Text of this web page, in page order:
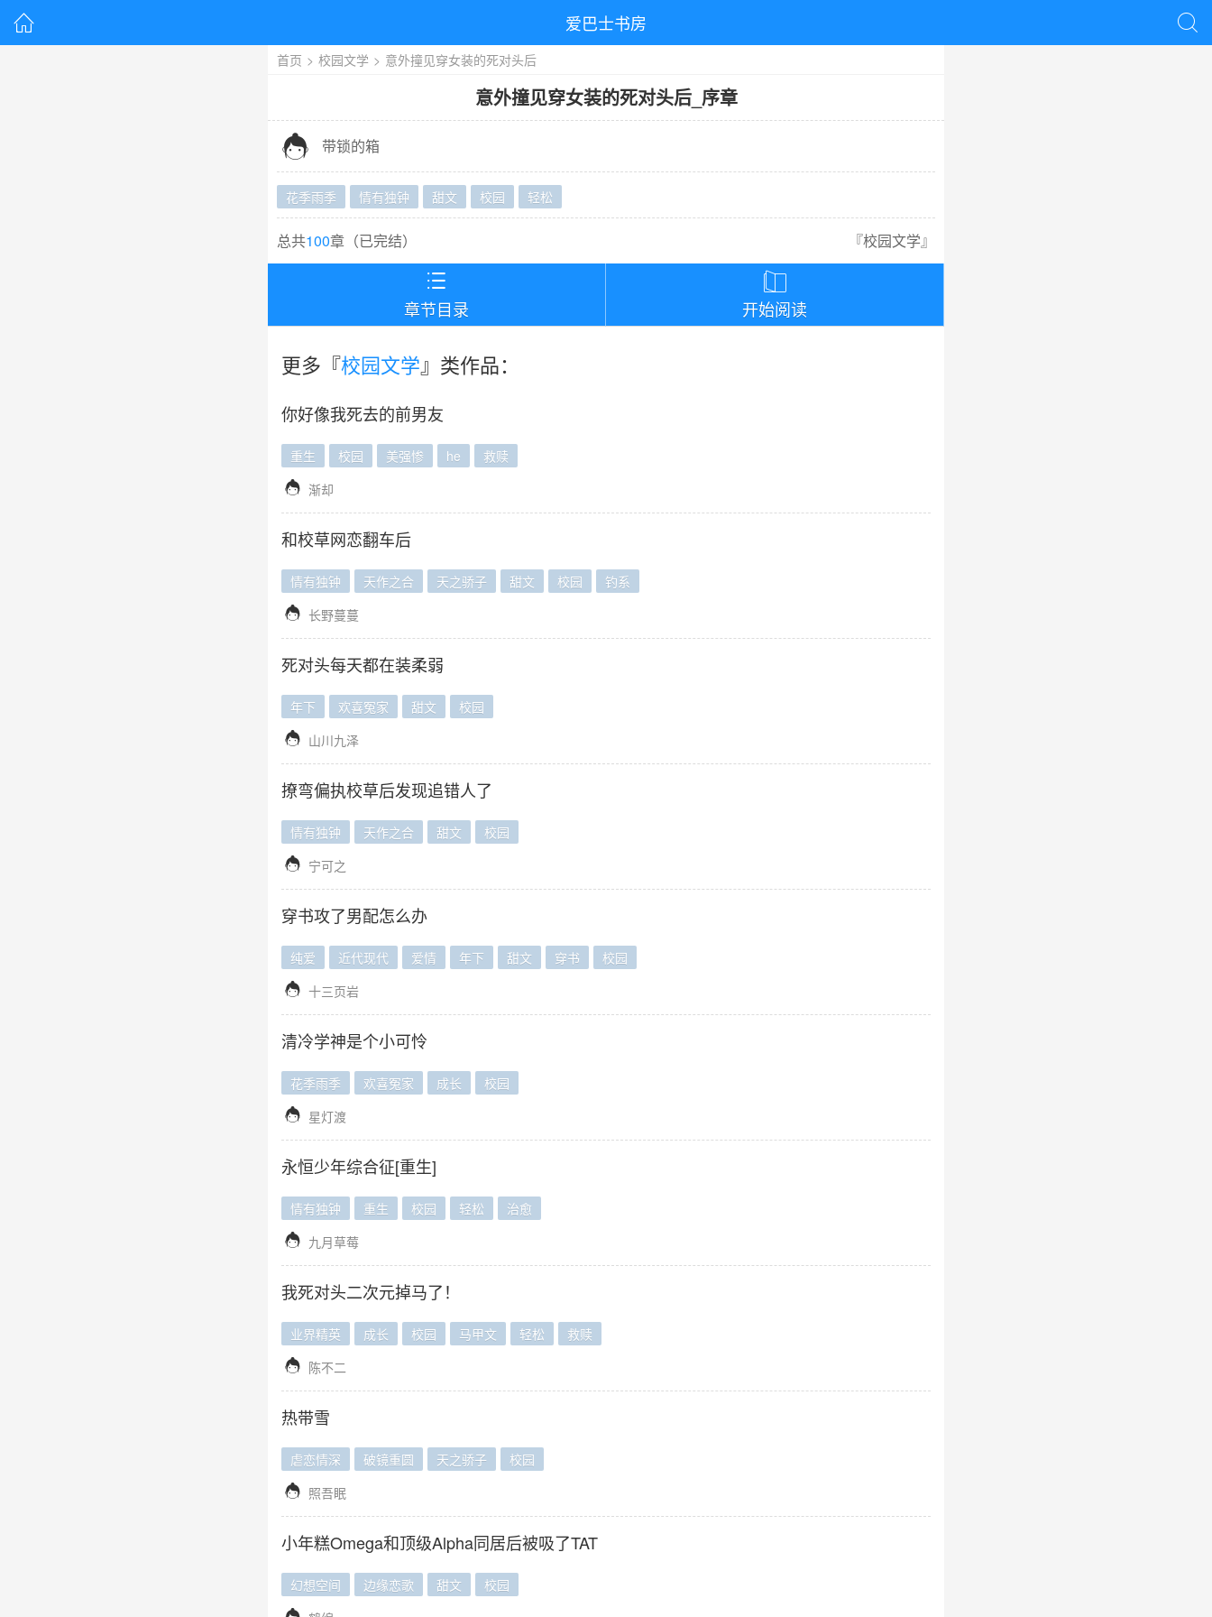
 爱巴士书房 
首页 > 校园文学 > 意外撞见穿女装的死对头后
意外撞见穿女装的死对头后_ 序章
 带锁的箱
花季雨季 情有独钟 甜文 校园 轻松
总共100章（已完结） 『校园文学』

章节目录

开始阅读
更多『校园文学』类作品：
你好像我死去的前男友
重生 校园 美强惨 he 救赎
 渐却
和校草网恋翻车后
情有独钟 天作之合 天之骄子 甜文 校园 钓系
 长野蔓蔓
死对头每天都在装柔弱
年下 欢喜冤家 甜文 校园
 山川九泽
撩弯偏执校草后发现追错人了
情有独钟 天作之合 甜文 校园
 宁可之
穿书攻了男配怎么办
纯爱 近代现代 爱情 年下 甜文 穿书 校园
 十三页岩
清冷学神是个小可怜
花季雨季 欢喜冤家 成长 校园
 星灯渡
永恒少年综合征[重生]
情有独钟 重生 校园 轻松 治愈
 九月草莓
我死对头二次元掉马了！
业界精英 成长 校园 马甲文 轻松 救赎
 陈不二
热带雪
虐恋情深 破镜重圆 天之骄子 校园
 照吾眠
小年糕Omega和顶级Alpha同居后被吸了TAT
幻想空间 边缘恋歌 甜文 校园